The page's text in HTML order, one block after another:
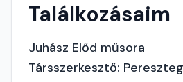
Találkozásaim
Juhász Előd műsora
Társszerkesztő: